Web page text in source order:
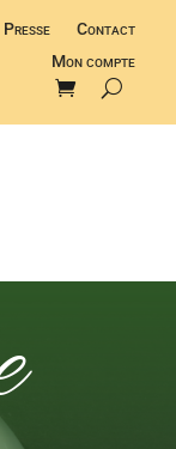
Presse
Contact
Mon compte